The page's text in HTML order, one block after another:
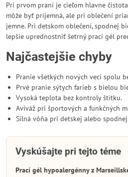
Pri prvom praní je cieľom hlavne
môže byť príjemná, ale pri oblečení
jemne. Pri detskom oblečení, spodnej
lepšie uprednostniť šetrný prací gél
Najčastejšie chyby
Pranie všetkých nových vecí spolu
Prvé pranie sýtych farieb s bielou
Vysoká teplota bez kontroly štítku.
Aviváž pri športových a funkčných
Silná vôňa pri detskej alebo
Vyskúšajte pri tejto téme
Prací gél hypoalergénny z